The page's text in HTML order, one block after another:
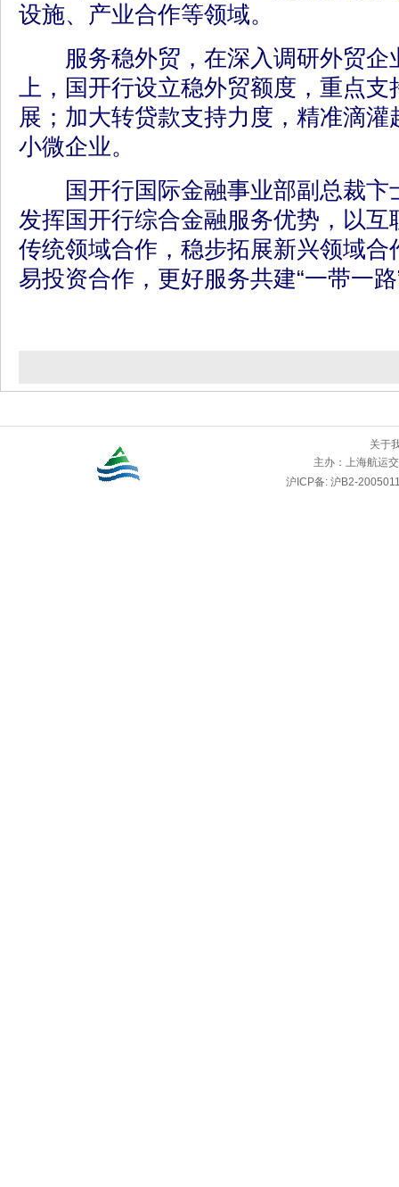
设施、产业合作等领域。
服务稳外贸，在深入调研外贸企
上，国开行设立稳外贸额度，重点支
展；加大转贷款支持力度，精准滴灌
小微企业。
国开行国际金融事业部副总裁卞
发挥国开行综合金融服务优势，以互
传统领域合作，稳步拓展新兴领域合
易投资合作，更好服务共建“一带一
关于
主办： 上海航运
沪ICP备: 沪B2-